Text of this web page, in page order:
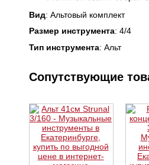
Вид: Альтовый комплект
Размер инструмента: 4/4
Тип инструмента: Альт
Сопутствующие